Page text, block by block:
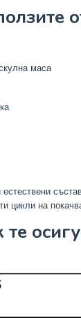
маса
цикли на
те